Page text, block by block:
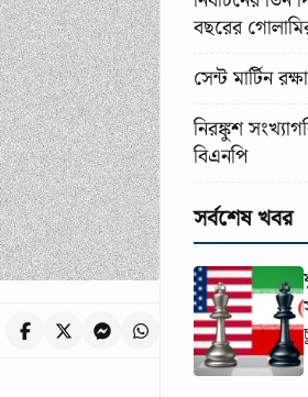
বছরের
সেন্ট মার্টিন
নিরঙ্কুশ
বিএনপি
সর্বশেষ খবর